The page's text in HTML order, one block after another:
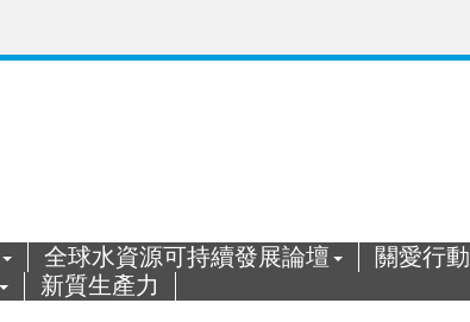
全球水資源可持續發展論壇 關愛行動
新質生產力